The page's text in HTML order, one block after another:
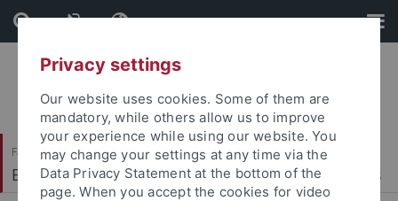
Skip
to
content
Skip
to
footer
Faculty of Economics and Social Sciences
Econometrics, Statistics and Empirical Economics
Privacy settings
Our website uses cookies. Some of them are
mandatory, while others allow us to improve
your experience while using our website. You
may change your settings at any time via the
Data Privacy Statement at the bottom of the
page. When you accept the cookies for video